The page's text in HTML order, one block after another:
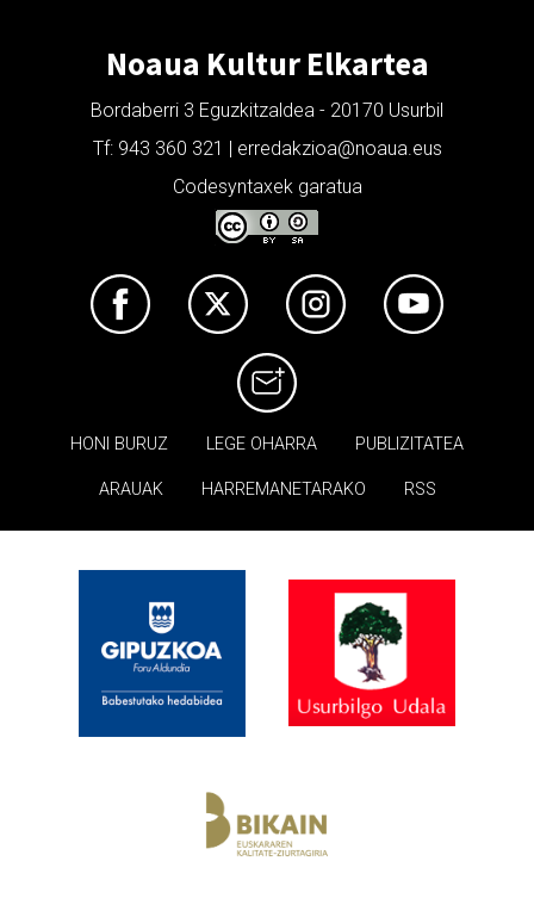
Noaua Kultur Elkartea
Bordaberri 3 Eguzkitzaldea - 20170 Usurbil
Tf: 943 360 321 | erredakzioa@noaua.eus
Codesyntaxek garatua
HONI BURUZ LEGE OHARRA PUBLIZITATEA
ARAUAK HARREMANETARAKO RSS